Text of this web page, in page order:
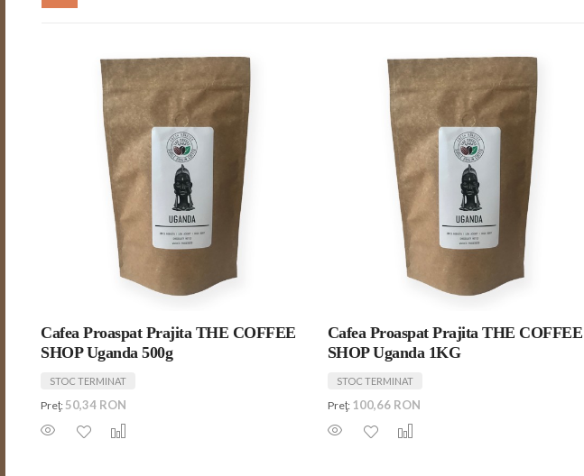
Cafea Proaspat Prajita THE COFFEE
SHOP Uganda 500g
STOC TERMINAT
Preţ: 50,34 RON
Cafea Proaspat Prajita THE COFFEE
SHOP Uganda 1KG
STOC TERMINAT
Preţ: 100,66 RON